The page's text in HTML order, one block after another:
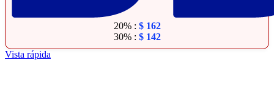
20% : $162
30% : $142
Vista rápida